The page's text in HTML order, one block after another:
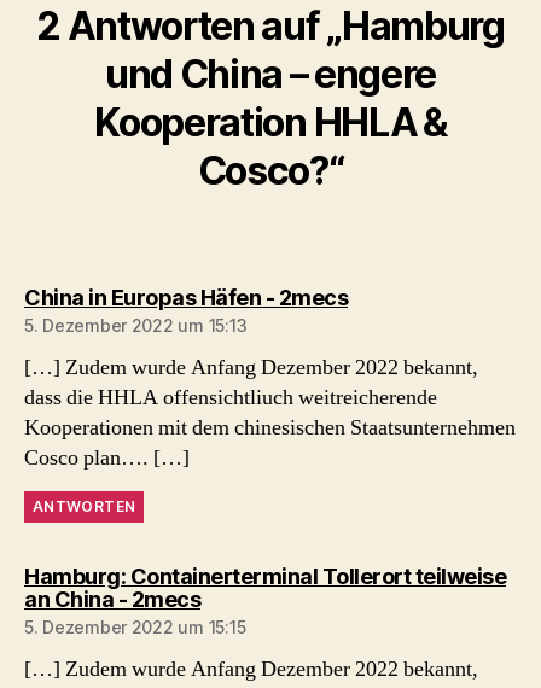
2 Antworten auf „Hamburg
und China – engere
Kooperation HHLA &
Cosco?“
China in Europas Häfen - 2mecssagt:
5. Dezember 2022 um 15:13
[…] Zudem wurde Anfang Dezember 2022 bekannt,
dass die HHLA offensichtliuch weitreicherende
Kooperationen mit dem chinesischen Staatsunternehmen
Cosco plan…. […]
ANTWORTEN
Hamburg: Containerterminal Tollerort teilweise
an China - 2mecssagt:
5. Dezember 2022 um 15:15
[…] Zudem wurde Anfang Dezember 2022 bekannt,